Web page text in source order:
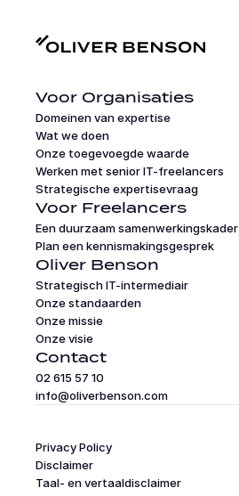
Voor Organisaties
Domeinen van expertise
Wat we doen
Onze toegevoegde waarde
Werken met senior IT-freelancers
Strategische expertisevraag
Voor Freelancers
Een duurzaam samenwerkingskader
Plan een kennismakingsgesprek
Oliver Benson
Strategisch IT-intermediair
Onze standaarden
Onze missie
Onze visie
Contact
02 615 57 10
info@oliverbenson.com
Privacy Policy
Disclaimer
Taal- en vertaaldisclaimer